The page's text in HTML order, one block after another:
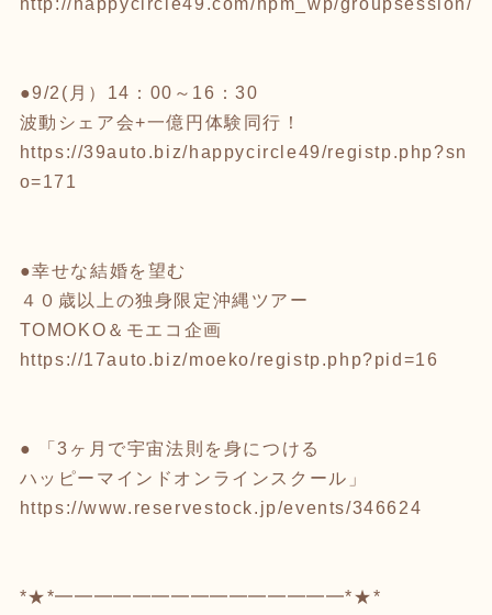
http://happycircle49.com/hpm_wp/groupsession/
●9/2(月）14：00～16：30
波動シェア会+一億円体験同行！
https://39auto.biz/happycircle49/registp.php?sn
o=171
●幸せな結婚を望む
４０歳以上の独身限定沖縄ツアー
TOMOKO＆モエコ企画
https://17auto.biz/moeko/registp.php?pid=16
● 「3ヶ月で宇宙法則を身につける
ハッピーマインドオンラインスクール」
https://www.reservestock.jp/events/346624
*★*━━━━━━━━━━━━━━━*★*